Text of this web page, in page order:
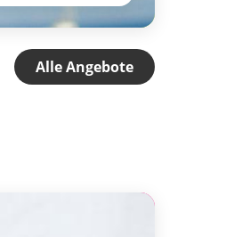
Alle Angebote